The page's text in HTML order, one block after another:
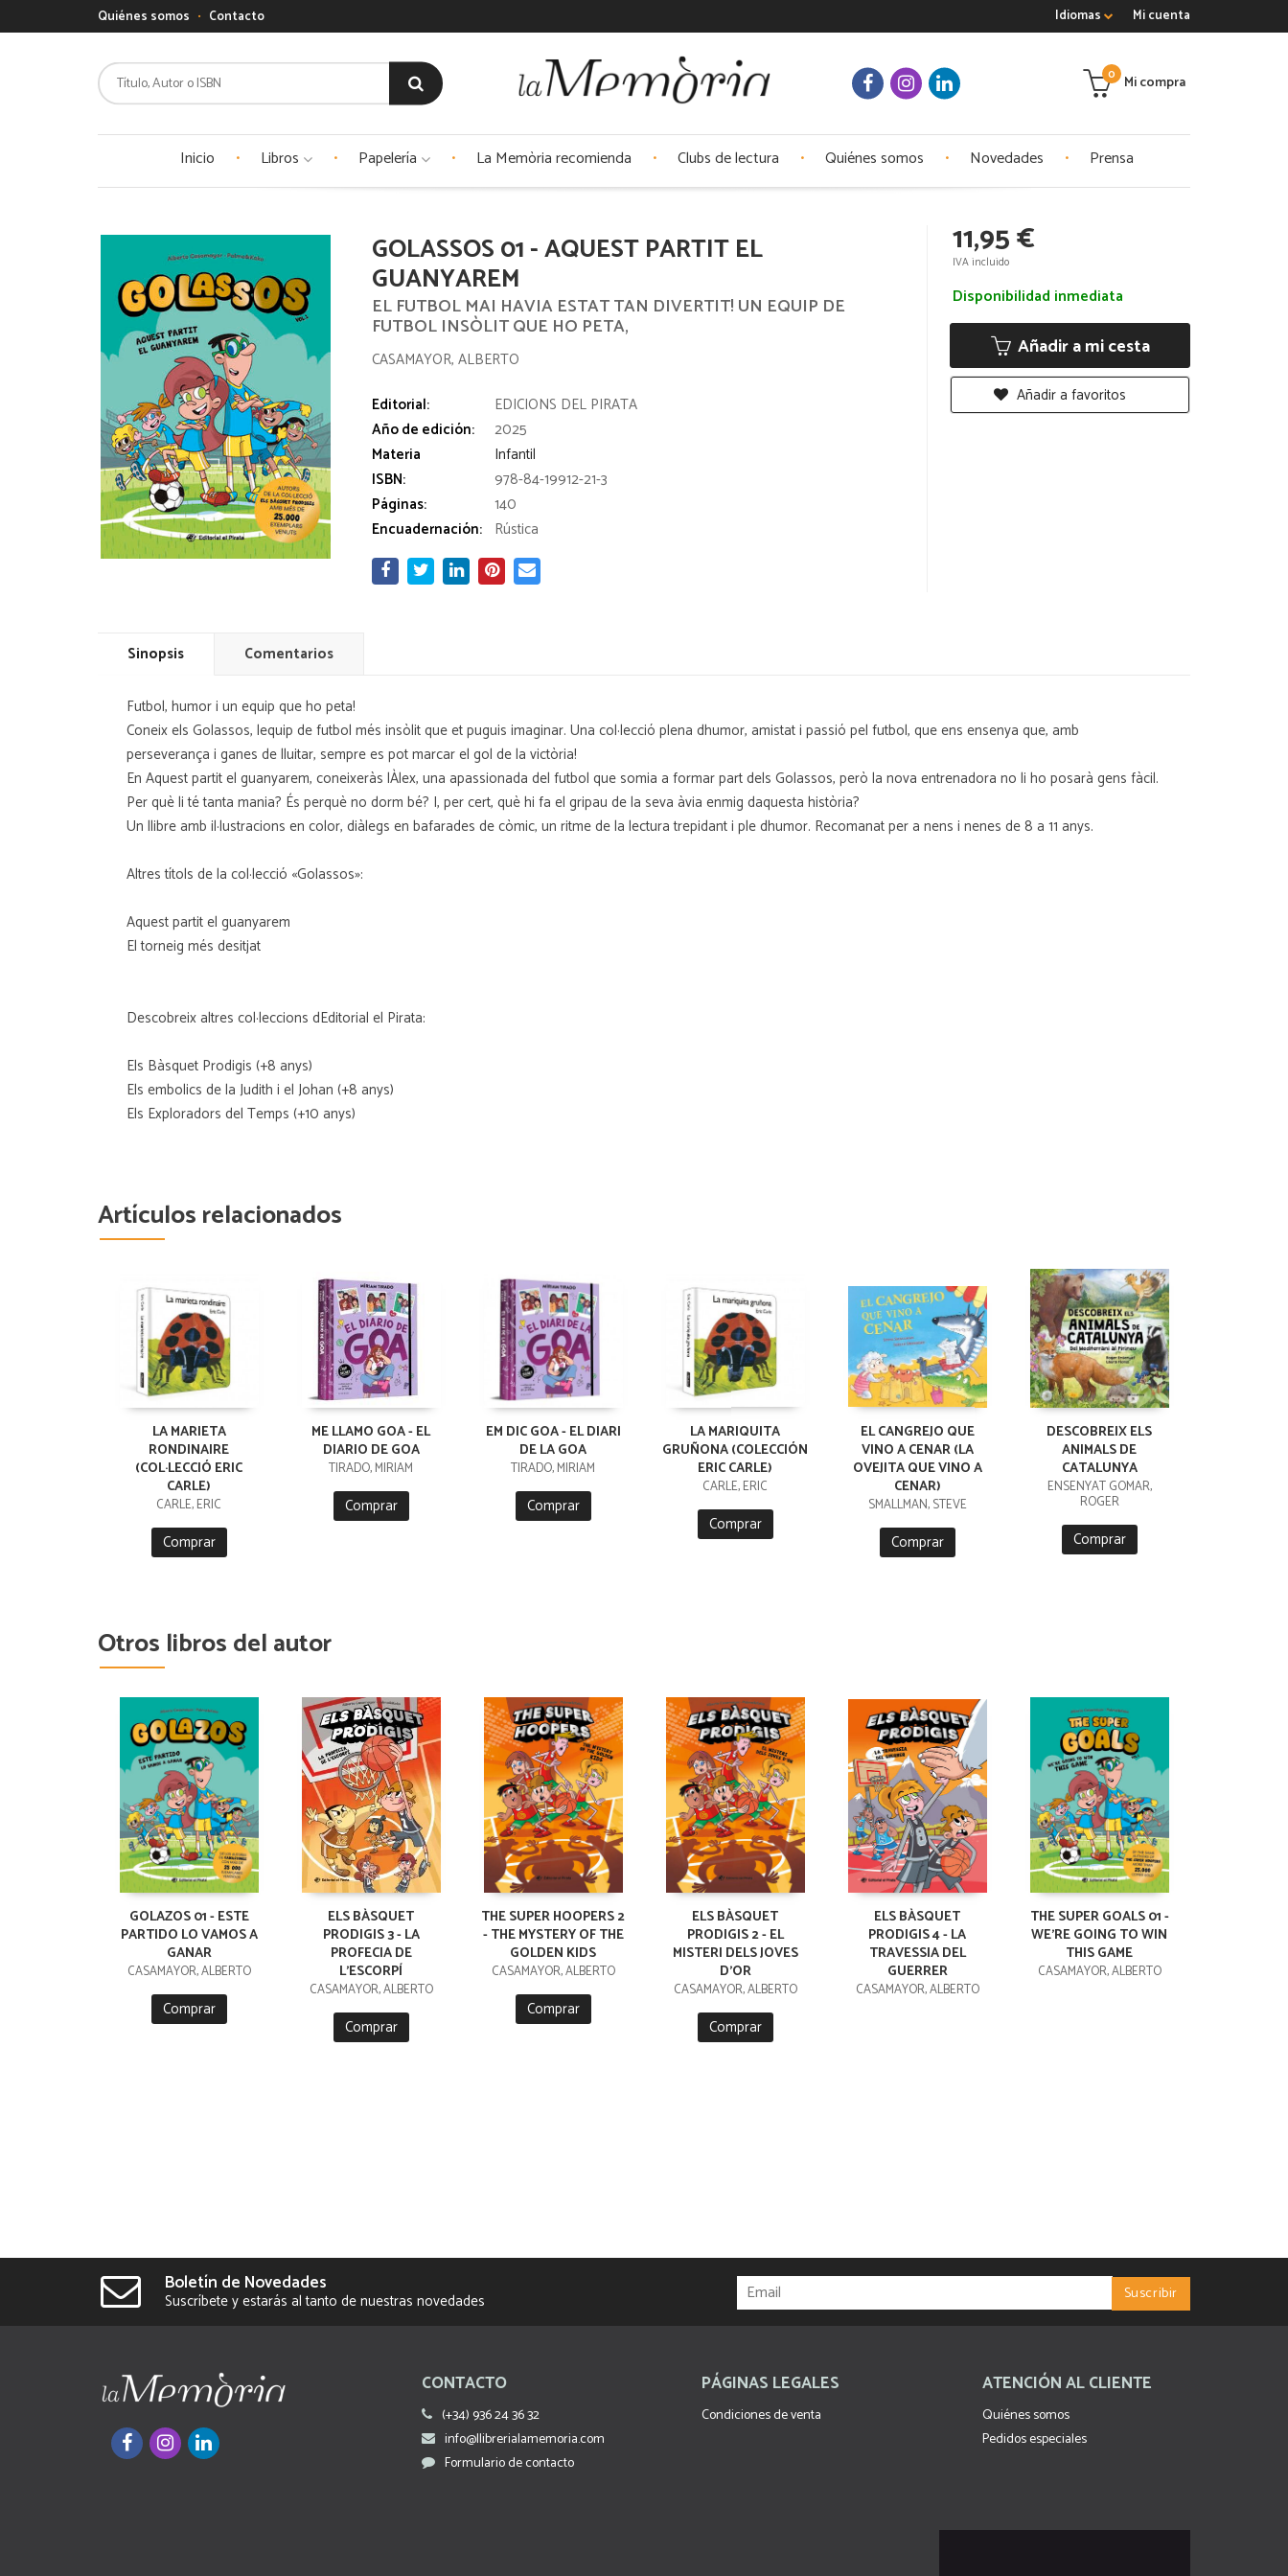
Mi cuenta
Idiomas
Quiénes somos Contacto
Mi compra
0
Inicio Libros Papelería La Memòria recomienda Clubs de lectura Quiénes somos Novedades Prensa
GOLASSOS 01 - AQUEST PARTIT EL
GUANYAREM
EL FUTBOL MAI HAVIA ESTAT TAN DIVERTIT! UN EQUIP DE
FUTBOL INSÒLIT QUE HO PETA,
CASAMAYOR, ALBERTO
Editorial:
EDICIONS DEL PIRATA
Año de edición:
2025
Materia
Infantil
ISBN:
978-84-19912-21-3
Páginas:
140
Encuadernación: Rústica
11,95 €
IVA incluido
Disponibilidad inmediata
Añadir a mi cesta
Añadir a favoritos
Sinopsis Comentarios
Futbol, humor i un equip que ho peta!
Coneix els Golassos, lequip de futbol més insòlit que et puguis imaginar. Una col·lecció plena dhumor, amistat i passió pel futbol, que ens ensenya que, amb
perseverança i ganes de lluitar, sempre es pot marcar el gol de la victòria!
En Aquest partit el guanyarem, coneixeràs lÀlex, una apassionada del futbol que somia a formar part dels Golassos, però la nova entrenadora no li ho posarà gens fàcil.
Per què li té tanta mania? És perquè no dorm bé? I, per cert, què hi fa el gripau de la seva àvia enmig daquesta història?
Un llibre amb il·lustracions en color, diàlegs en bafarades de còmic, un ritme de la lectura trepidant i ple dhumor. Recomanat per a nens i nenes de 8 a 11 anys.
Altres títols de la col·lecció «Golassos»:
Aquest partit el guanyarem
El torneig més desitjat
Descobreix altres col·leccions dEditorial el Pirata:
Els Bàsquet Prodigis (+8 anys)
Els embolics de la Judith i el Johan (+8 anys)
Els Exploradors del Temps (+10 anys)
Artículos relacionados
LA MARIETA
RONDINAIRE
(COL·LECCIÓ ERIC
CARLE)
CARLE, ERIC
Comprar
ME LLAMO GOA - EL
DIARIO DE GOA
TIRADO, MIRIAM
Comprar
EM DIC GOA - EL DIARI
DE LA GOA
TIRADO, MIRIAM
Comprar
LA MARIQUITA
GRUÑONA (COLECCIÓN
ERIC CARLE)
CARLE, ERIC
Comprar
EL CANGREJO QUE
VINO A CENAR (LA
OVEJITA QUE VINO A
CENAR)
SMALLMAN, STEVE
Comprar
DESCOBREIX ELS
ANIMALS DE
CATALUNYA
ENSENYAT GOMAR,
ROGER
Comprar
Otros libros del autor
GOLAZOS 01 - ESTE
PARTIDO LO VAMOS A
GANAR
CASAMAYOR, ALBERTO
Comprar
ELS BÀSQUET
PRODIGIS 3 - LA
PROFECIA DE
L'ESCORPÍ
CASAMAYOR, ALBERTO
Comprar
THE SUPER HOOPERS 2
- THE MYSTERY OF THE
GOLDEN KIDS
CASAMAYOR, ALBERTO
Comprar
ELS BÀSQUET
PRODIGIS 2 - EL
MISTERI DELS JOVES
D'OR
CASAMAYOR, ALBERTO
Comprar
ELS BÀSQUET
PRODIGIS 4 - LA
TRAVESSIA DEL
GUERRER
CASAMAYOR, ALBERTO
THE SUPER GOALS 01 -
WE'RE GOING TO WIN
THIS GAME
CASAMAYOR, ALBERTO
Boletín de Novedades
Suscríbete y estarás al tanto de nuestras novedades
CONTACTO
(+34) 936 24 36 32
info@llibrerialamemoria.com
Formulario de contacto
PÁGINAS LEGALES
Condiciones de venta
ATENCIÓN AL CLIENTE
Quiénes somos
Pedidos especiales